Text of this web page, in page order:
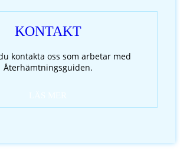
KONTAKT
kontakta oss som arbetar med
Återhämtningsguiden.